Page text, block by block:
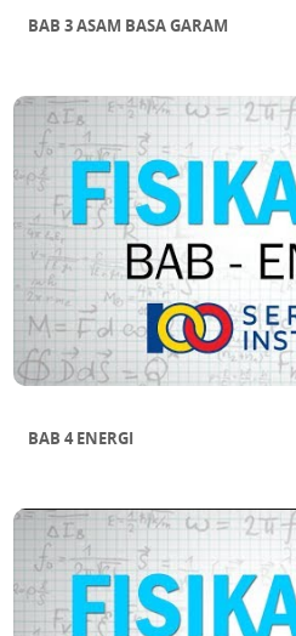
BAB 3 ASAM BASA GARAM
BAB 4 ENERGI